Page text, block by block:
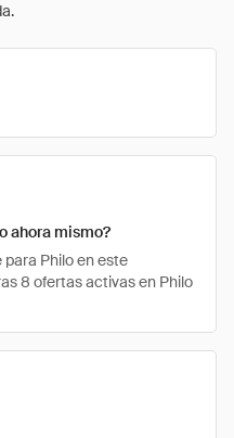
ahora mismo?
Philo en este
8 ofertas activas en Philo